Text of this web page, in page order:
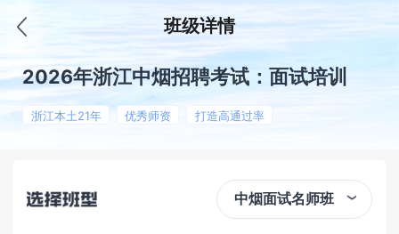
班级详情
2026年浙江中烟招聘考试：面试培训
浙江本土21年 优秀师资 打造高通过率
中烟面试名师班